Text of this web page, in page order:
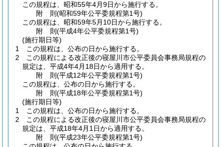
この規程は、昭和55年4月9日から施行する。
附 則(昭和59年公平委規程第1号)
この規程は、昭和59年5月10日から施行する。
附 則(平成4年公平委規程第1号)
(施行期日等)
1
この規程は、公布の日から施行する。
2
この規程による改正後の寝屋川市公平委員会事務局規程の
規定は、平成4年4月18日から適用する。
附 則(平成12年公平委規程第1号)
この規程は、公布の日から施行する。
附 則(平成18年公平委規程第1号)
(施行期日等)
1
この規程は、公布の日から施行する。
2
この規程による改正後の寝屋川市公平委員会事務局規程の
規定は、平成18年4月1日から適用する。
附 則(平成23年公平委規程第1号)